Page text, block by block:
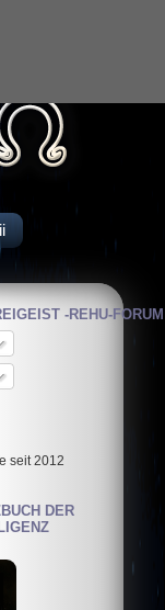
-REHU-FORUM
seit 2012
DER